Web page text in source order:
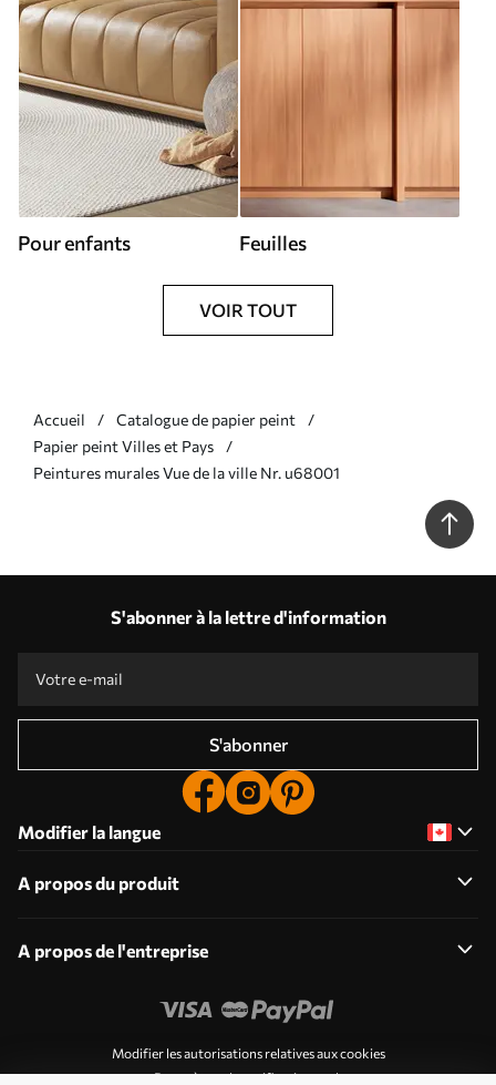
Pour enfants Feuilles
VOIR TOUT
Accueil
Catalogue de papier peint
Papier peint Villes et Pays
Peintures murales Vue de la ville Nr. u68001
S'abonner à la lettre d'information
S'abonner
Modifier la langue
A propos du produit
A propos de l'entreprise
Modifier les autorisations relatives aux cookies
Paramètres de notification push